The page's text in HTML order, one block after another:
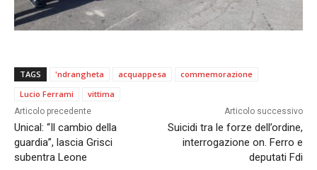
TAGS 'ndrangheta acquappesa
commemorazione
Lucio Ferrami
vittima
Articolo precedente
Unical: “Il cambio della
guardia”, lascia Grisci
subentra Leone
Articolo successivo
Suicidi tra le forze dell’ordine,
interrogazione on. Ferro e
deputati Fdi